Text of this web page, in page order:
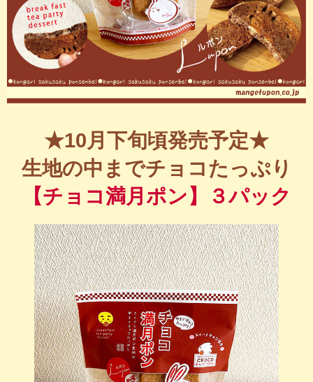
★10月下旬頃発売予定★
生地の中までチョコたっぷり
【チョコ満月ポン】３パック